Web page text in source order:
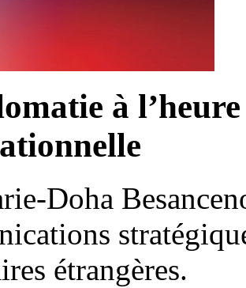
à
Doha
étrangères.